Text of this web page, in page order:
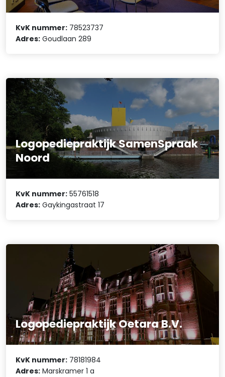
KvK nummer: 78523737
Adres: Goudlaan 289
Logopediepraktijk SamenSpraak
Noord
KvK nummer: 55761518
Adres: Gaykingastraat 17
Logopediepraktijk Oetara B.V.
KvK nummer: 78181984
Adres: Marskramer 1 a